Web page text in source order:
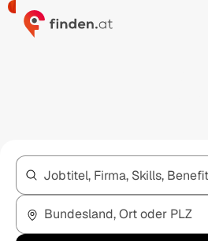
Jobtitel, Firma, Skills,
Bundesland, Ort oder PLZ